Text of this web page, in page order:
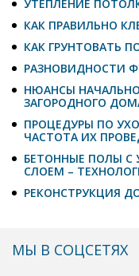
УТЕПЛЕНИЕ
КАК ПРАВИЛЬНО
КАК ГРУНТОВАТЬ
РАЗНОВИДНОСТИ
НЮАНСЫ
ЗАГОРОДНОГО
ПРОЦЕДУРЫ ПО
ЧАСТОТА ИХ
БЕТОННЫЕ ПОЛЫ С
СЛОЕМ –
РЕКОНСТРУКЦИЯ
МЫ В СОЦСЕТЯХ